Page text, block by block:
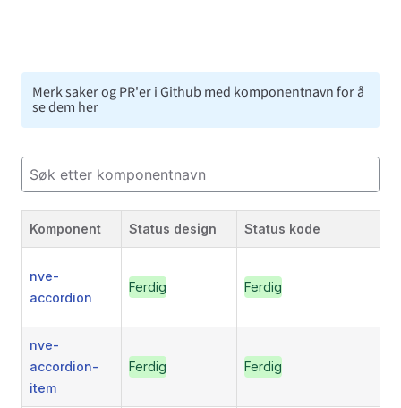
Komponent Status design Status kode
nve-
accordion
Ferdig Ferdig
nve-
accordion-
item
Ferdig Ferdig